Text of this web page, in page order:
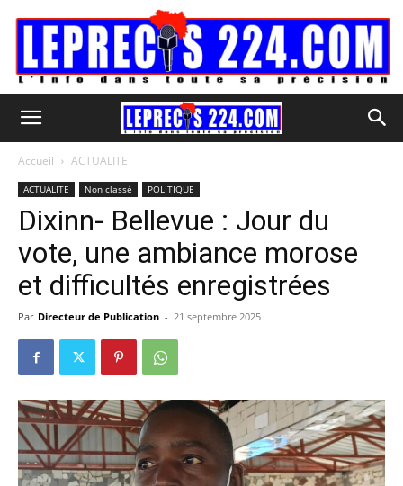
Accueil ACTUALITE
ACTUALITE Non classé POLITIQUE
Dixinn- Bellevue : Jour du
vote, une ambiance morose
et difficultés enregistrées
Par Directeur de Publication - 21 septembre 2025